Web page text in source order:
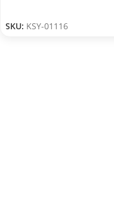
SKU: KSY-01116